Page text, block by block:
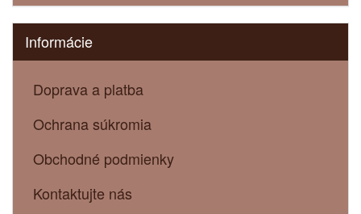
Informácie
Doprava a platba
Ochrana súkromia
Obchodné podmienky
Kontaktujte nás